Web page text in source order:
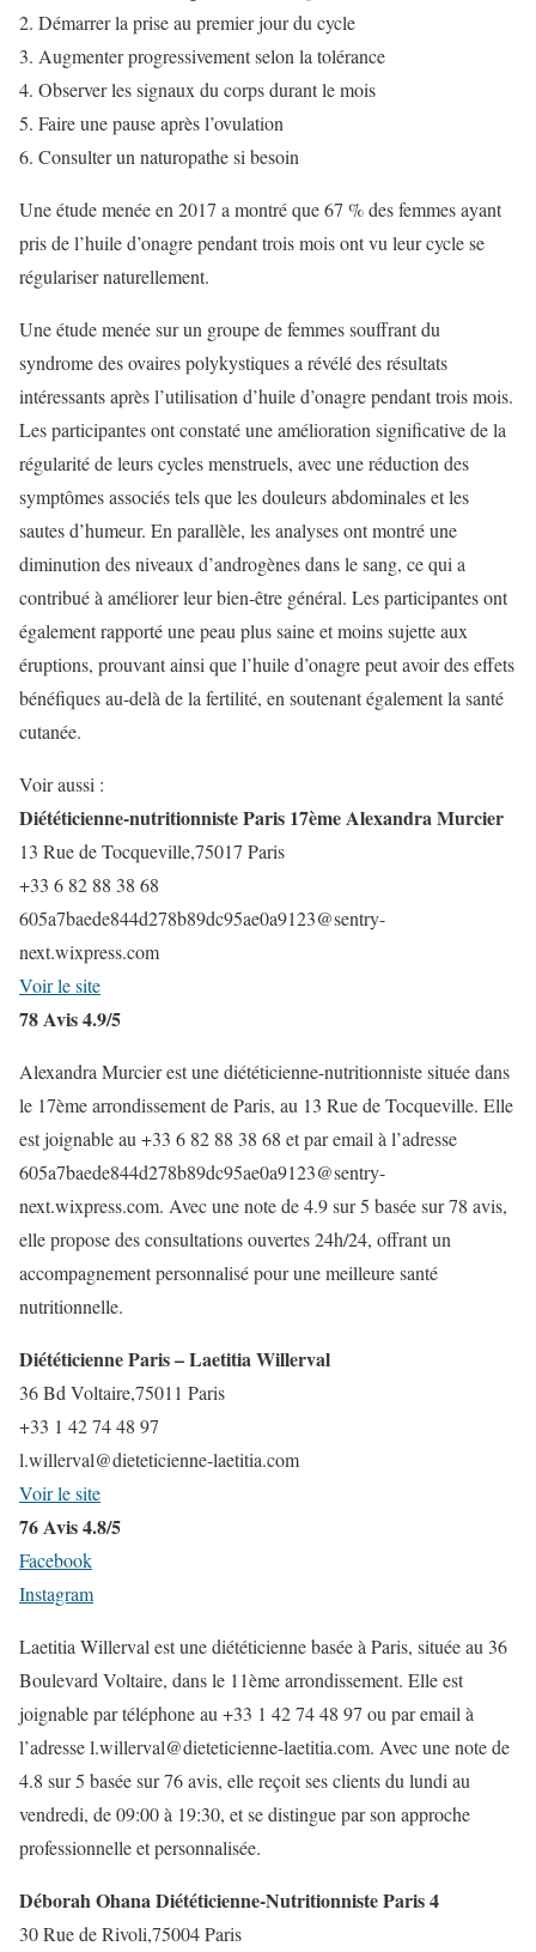
Démarrer la prise au premier jour du cycle
Augmenter progressivement selon la tolérance
Observer les signaux du corps durant le mois
Faire une pause après l’ovulation
Consulter un naturopathe si besoin
Une étude menée en 2017 a montré que 67 % des femmes ayant
pris de l’huile d’onagre pendant trois mois ont vu leur cycle se
régulariser naturellement.
Une étude menée sur un groupe de femmes souffrant du
syndrome des ovaires polykystiques a révélé des résultats
intéressants après l’utilisation d’huile d’onagre pendant trois mois.
Les participantes ont constaté une amélioration significative de la
régularité de leurs cycles menstruels, avec une réduction des
symptômes associés tels que les douleurs abdominales et les
sautes d’humeur. En parallèle, les analyses ont montré une
diminution des niveaux d’androgènes dans le sang, ce qui a
contribué à améliorer leur bien-être général. Les participantes ont
également rapporté une peau plus saine et moins sujette aux
éruptions, prouvant ainsi que l’huile d’onagre peut avoir des effets
bénéfiques au-delà de la fertilité, en soutenant également la santé
cutanée.
Voir aussi :
Diététicienne-nutritionniste Paris 17ème Alexandra Murcier
13 Rue de Tocqueville,75017 Paris
+33 6 82 88 38 68
605a7baede844d278b89dc95ae0a9123@sentry-
next.wixpress.com
Voir le site
78 Avis 4.9/5
Alexandra Murcier est une diététicienne-nutritionniste située dans
le 17ème arrondissement de Paris, au 13 Rue de Tocqueville. Elle
est joignable au +33 6 82 88 38 68 et par email à l’adresse
605a7baede844d278b89dc95ae0a9123@sentry-
next.wixpress.com. Avec une note de 4.9 sur 5 basée sur 78 avis,
elle propose des consultations ouvertes 24h/24, offrant un
accompagnement personnalisé pour une meilleure santé
nutritionnelle.
Diététicienne Paris – Laetitia Willerval
36 Bd Voltaire,75011 Paris
+33 1 42 74 48 97
l.willerval@dieteticienne-laetitia.com
Voir le site
76 Avis 4.8/5
Facebook
Instagram
Laetitia Willerval est une diététicienne basée à Paris, située au 36
Boulevard Voltaire, dans le 11ème arrondissement. Elle est
joignable par téléphone au +33 1 42 74 48 97 ou par email à
l’adresse l.willerval@dieteticienne-laetitia.com. Avec une note de
4.8 sur 5 basée sur 76 avis, elle reçoit ses clients du lundi au
vendredi, de 09:00 à 19:30, et se distingue par son approche
professionnelle et personnalisée.
Déborah Ohana Diététicienne-Nutritionniste Paris 4
30 Rue de Rivoli,75004 Paris